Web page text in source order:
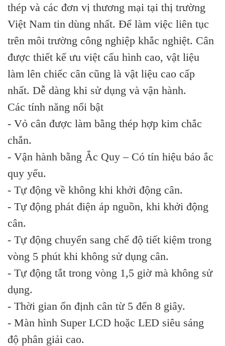
thép và các đơn vị thương mại tại thị trường
Việt Nam tin dùng nhất. Để làm việc liên tục
trên môi trường công nghiệp khắc nghiệt. Cân
được thiết kế ưu việt cấu hình cao, vật liệu
làm lên chiếc cân cũng là vật liệu cao cấp
nhất. Dễ dàng khi sử dụng và vận hành.
Các tính năng nổi bật
- Vỏ cân được làm bằng thép hợp kim chắc
chắn.
- Vận hành bằng Ắc Quy – Có tín hiệu báo ắc
quy yếu.
- Tự động về không khi khởi động cân.
- Tự động phát điện áp nguồn, khi khởi động
cân.
- Tự động chuyển sang chế độ tiết kiệm trong
vòng 5 phút khi không sử dụng cân.
- Tự động tắt trong vòng 1,5 giờ mà không sử
dụng.
- Thời gian ổn định cân từ 5 đến 8 giây.
- Màn hình Super LCD hoặc LED siêu sáng
độ phân giải cao.